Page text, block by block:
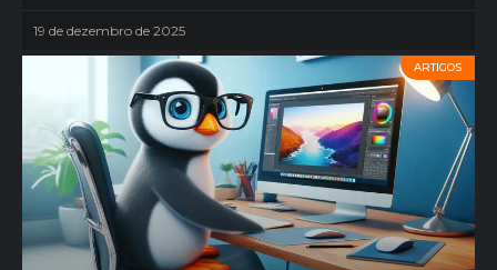
19 de dezembro de 2025
ARTIGOS